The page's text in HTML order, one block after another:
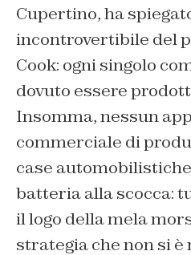
Cupertino, ha
incontrovertibile del
Cook: ogni singolo
dovuto essere
Insomma, nessun
commerciale di
case
batteria alla scocca:
il logo della mela
strategia che non si